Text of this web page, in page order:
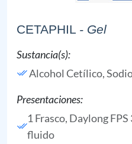
CETAPHIL - Gel
Sustancia(s):
Alcohol Cetílico,
Presentaciones:
1 Frasco, Daylong FPS
fluido